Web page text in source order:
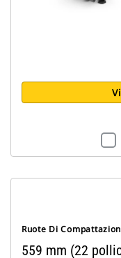
Ruote Di
559 mm (22